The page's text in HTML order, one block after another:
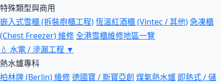
特殊類型與商用
嵌入式雪櫃 (拆裝廚櫃工程)恆溫紅酒櫃 (Vintec / 其他)急凍櫃
(Chest Freezer) 維修全港雪櫃維修地區一覽
💧 水電 / 滲漏工程 ▼
熱水爐專科
柏林牌 (Berlin) 維修德國寶 / 斯寶亞創 煤氣熱水爐 即熱式 / 儲